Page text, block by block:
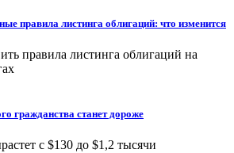
правила листинга облигаций: что изменится
правила листинга облигаций на
гражданства станет дороже
с $130 до $1,2 тысячи